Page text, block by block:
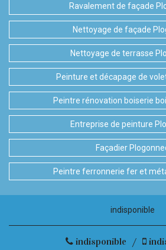
Ravalement de façade
Nettoyage de façade
Nettoyage de terrasse
Peinture et décapage de
Peintre rénovation boiserie
Entreprise de peinture
Façadier
Peintre ferronnerie fer et
indisponible
indisponible /